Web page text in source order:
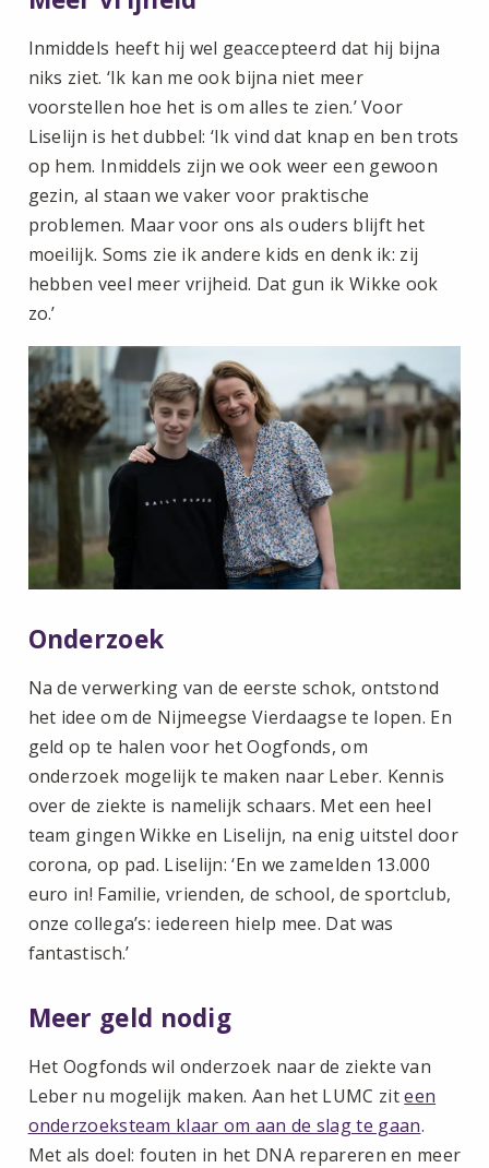
Inmiddels heeft hij wel geaccepteerd dat hij bijna
niks ziet. ‘Ik kan me ook bijna niet meer
voorstellen hoe het is om alles te zien.’ Voor
Liselijn is het dubbel: ‘Ik vind dat knap en ben trots
op hem. Inmiddels zijn we ook weer een gewoon
gezin, al staan we vaker voor praktische
problemen. Maar voor ons als ouders blijft het
moeilijk. Soms zie ik andere kids en denk ik: zij
hebben veel meer vrijheid. Dat gun ik Wikke ook
zo.’
Onderzoek
Na de verwerking van de eerste schok, ontstond
het idee om de Nijmeegse Vierdaagse te lopen. En
geld op te halen voor het Oogfonds, om
onderzoek mogelijk te maken naar Leber. Kennis
over de ziekte is namelijk schaars. Met een heel
team gingen Wikke en Liselijn, na enig uitstel door
corona, op pad. Liselijn: ‘En we zamelden 13.000
euro in! Familie, vrienden, de school, de sportclub,
onze collega’s: iedereen hielp mee. Dat was
fantastisch.’
Meer geld nodig
Het Oogfonds wil onderzoek naar de ziekte van
Leber nu mogelijk maken. Aan het LUMC ziteen
onderzoeksteam klaar om aan de slag te gaan.
Met als doel: fouten in het DNA repareren en meer